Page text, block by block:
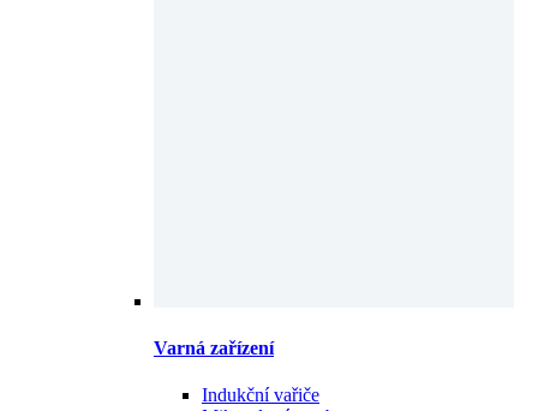
Varná zařízení
Indukční vařiče